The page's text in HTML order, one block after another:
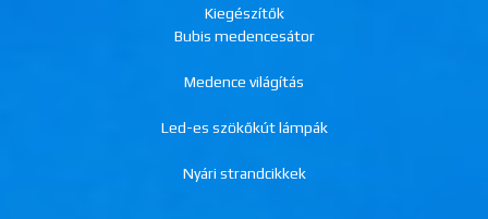
Kiegészítők
Bubis medencesátor
Medence világítás
Led-es szökőkút lámpák
Nyári strandcikkek